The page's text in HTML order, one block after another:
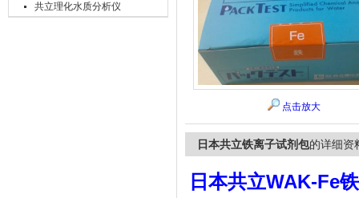
共立理化水质分析仪
点击放大
日本共立铁离子试剂包的详细资
日本共立WAK-Fe